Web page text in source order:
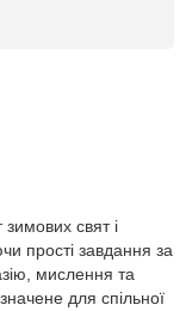
свят і
прості завдання за
мислення та
для спільної